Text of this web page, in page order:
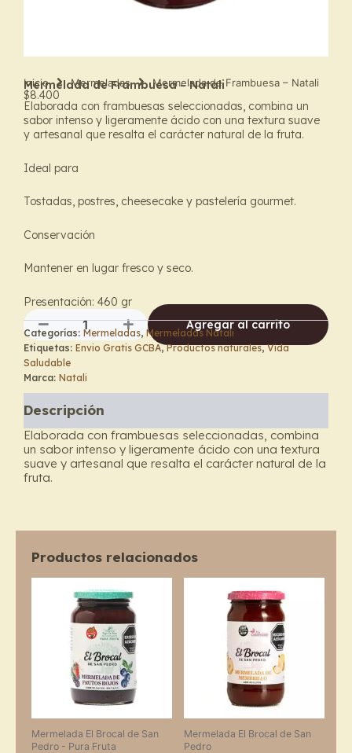
Inicio Mermeladas Mermelada de Frambuesa – Natali
Mermelada de Frambuesa – Natali
$8.400
Elaborada con frambuesas seleccionadas, combina un
sabor intenso y ligeramente ácido con una textura suave
y artesanal que resalta el carácter natural de la fruta.
Ideal para
Tostadas, postres, cheesecake y pastelería gourmet.
Conservación
Mantener en lugar fresco y seco.
Presentación: 460 gr
Mermelada
de
Frambuesa
-
Natali
cantidad
Agregar al carrito
Categorías: Mermeladas,Mermeladas Natali
Etiquetas: Envio Gratis GCBA,Productos naturales,Vida
Saludable
Marca: Natali
Descripción
Elaborada con frambuesas seleccionadas, combina
un sabor intenso y ligeramente ácido con una textura
suave y artesanal que resalta el carácter natural de la
fruta.
Productos relacionados
Mermelada El Brocal de San
Pedro - Pura Fruta
Mermelada El Brocal de San
Pedro